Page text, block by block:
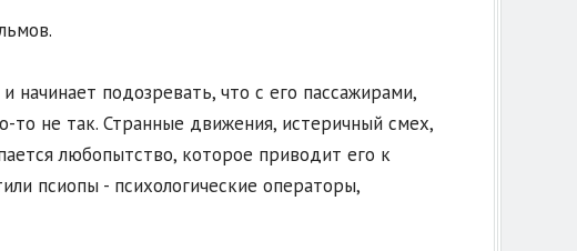
начинает подозревать, что с его пассажирами,
не так. Странные движения, истеричный смех,
любопытство, которое приводит его к
псиопы - психологические операторы,